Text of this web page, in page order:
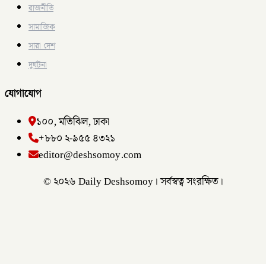
রাজনীতি
সামাজিক
সারা দেশ
দুর্ঘটনা
যোগাযোগ
১০০, মতিঝিল, ঢাকা
+৮৮০ ২-৯৫৫ ৪৩২১
editor@deshsomoy.com
© ২০২৬ Daily Deshsomoy। সর্বস্বত্ব সংরক্ষিত।